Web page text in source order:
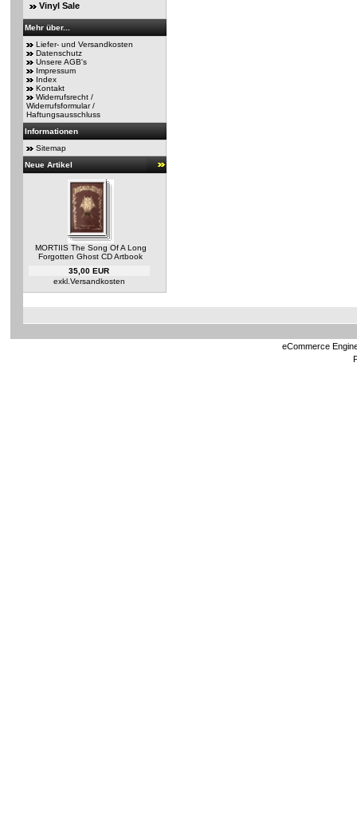
Vinyl Sale
Mehr über...
Liefer- und Versandkosten
Datenschutz
Unsere AGB's
Impressum
Index
Kontakt
Widerrufsrecht /
Widerrufsformular /
Haftungsausschluss
Informationen
Sitemap
Neue Artikel
MORTIIS The Song Of A Long
Forgotten Ghost CD Artbook
35,00 EUR
exkl. Versandkosten
eCommerce